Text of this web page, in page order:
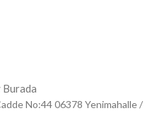
Burada
No:44 06378 Yenimahalle /